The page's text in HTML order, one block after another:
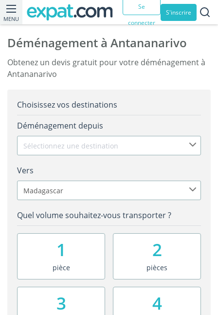
MENU
Se
connecter
S'inscrire
Déménagement à Antananarivo
Obtenez un devis gratuit pour votre déménagement à
Antananarivo
Choisissez vos destinations
Déménagement depuis
Sélectionnez une destination
Vers
Madagascar
Quel volume souhaitez-vous transporter ?
1
pièce
2
pièces
3 4